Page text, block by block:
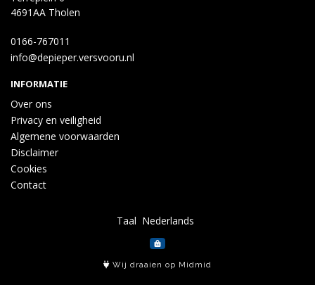
4691AA Tholen
0166-767011
info@depieper.versvooru.nl
INFORMATIE
Over ons
Privacy en veiligheid
Algemene voorwaarden
Disclaimer
Cookies
Contact
Taal
Wij draaien op Midmid